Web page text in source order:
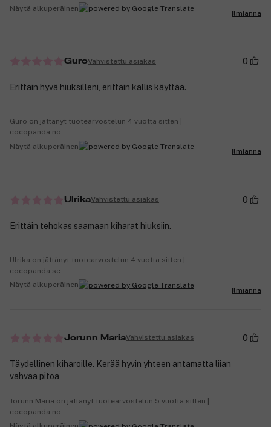
Näytä alkuperäinen
Ilmianna
GuroVahvistettu asiakas 0
Erittäin hyvä hiuksilleni, erittäin kallis käyttää.
Guro on jättänyt tuotearvostelun 4 vuotta sitten |
cocopanda.no
Näytä alkuperäinen
Ilmianna
UlrikaVahvistettu asiakas 0
Erittäin tehokas saamaan kiharat hiuksiin.
Ulrika on jättänyt tuotearvostelun 4 vuotta sitten |
cocopanda.se
Näytä alkuperäinen
Ilmianna
Jorunn MariaVahvistettu asiakas 0
Täydellinen kiharoille. Kerää hyvin yhteen antamatta liian
vahvaa pitoa
Jorunn Maria on jättänyt tuotearvostelun 5 vuotta sitten |
cocopanda.no